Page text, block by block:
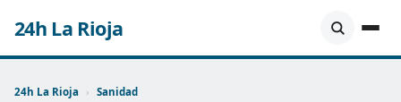
24h La Rioja
24h La Rioja › Sanidad